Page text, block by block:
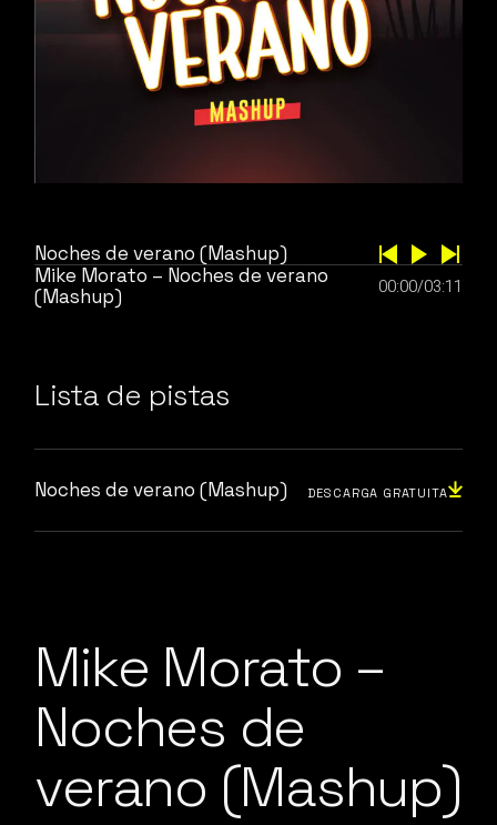
Noches de verano (Mashup)
Mike Morato – Noches de verano
(Mashup)
00:00/03:11
Lista de pistas
Noches de verano (Mashup) DESCARGA GRATUITA
Mike Morato –
Noches de
verano (Mashup)